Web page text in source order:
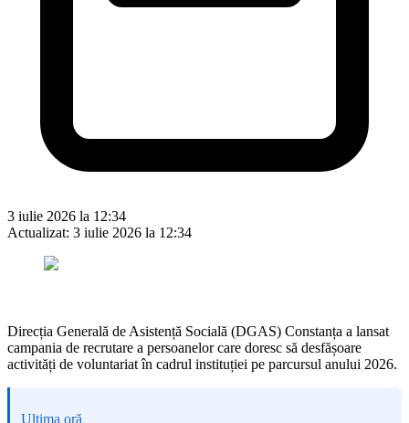
3 iulie 2026 la 12:34
Actualizat: 3 iulie 2026 la 12:34
Direcția Generală de Asistență Socială (DGAS) Constanța a lansat
campania de recrutare a persoanelor care doresc să desfășoare
activități de voluntariat în cadrul instituției pe parcursul anului 2026.
Ultima oră